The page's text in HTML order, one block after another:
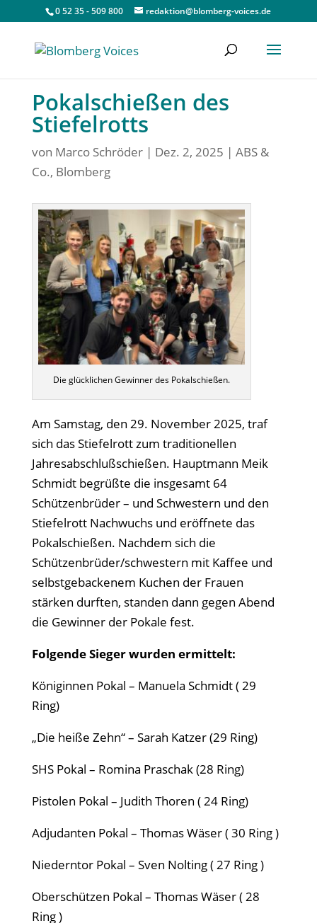
0 52 35 - 509 800 redaktion@blomberg-voices.de
Pokalschießen des
Stiefelrotts
von Marco Schröder| Dez. 2, 2025 | ABS &
Co., Blomberg
Die glücklichen Gewinner des Pokalschießen.
Am Samstag, den 29. November 2025, traf
sich das Stiefelrott zum traditionellen
Jahresabschlußschießen. Hauptmann Meik
Schmidt begrüßte die insgesamt 64
Schützenbrüder– und Schwestern und den
Stiefelrott Nachwuchs und eröffnete das
Pokalschießen. Nachdem sich die
Schützenbrüder/schwestern mit Kaffee und
selbstgebackenem Kuchen der Frauen
stärken durften, standen dann gegen Abend
die Gewinner der Pokale fest.
Folgende Sieger wurden ermittelt:
Königinnen Pokal – Manuela Schmidt ( 29
Ring)
„Die heiße Zehn“– Sarah Katzer (29 Ring)
SHS Pokal – Romina Praschak (28 Ring)
Pistolen Pokal – Judith Thoren ( 24 Ring)
Adjudanten Pokal – Thomas Wäser ( 30 Ring )
Niederntor Pokal – Sven Nolting ( 27 Ring )
Oberschützen Pokal – Thomas Wäser ( 28
Ring )